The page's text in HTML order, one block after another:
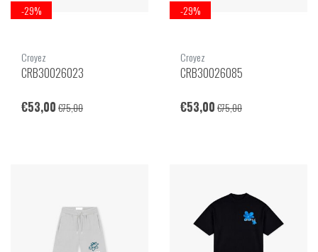
-29%
Croyez
CRB30026023
€53,00 €75,00
-29%
Croyez
CRB30026085
€53,00 €75,00